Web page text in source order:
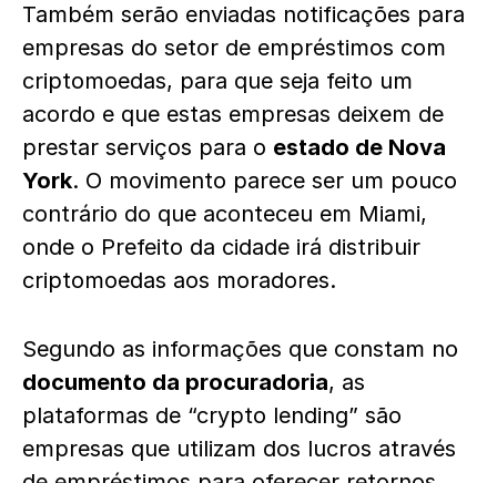
Também serão enviadas notificações para
empresas do setor de empréstimos com
criptomoedas, para que seja feito um
acordo e que estas empresas deixem de
prestar serviços para o estado de Nova
York. O movimento parece ser um pouco
contrário do que aconteceu em Miami,
onde o Prefeito da cidade irá distribuir
criptomoedas aos moradores.
Segundo as informações que constam no
documento da procuradoria, as
plataformas de “crypto lending” são
empresas que utilizam dos lucros através